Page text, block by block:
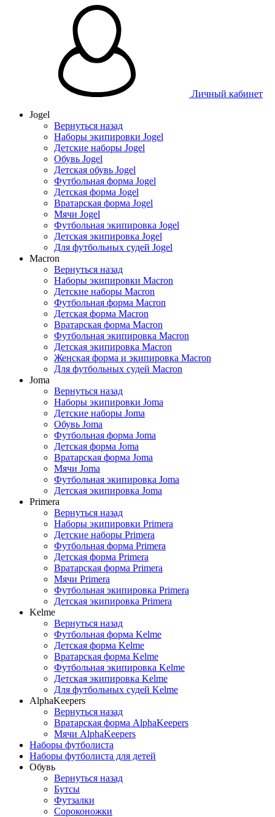
Личный кабинет
Jogel
Вернуться назад
Наборы экипировки Jogel
Детские наборы Jogel
Обувь Jogel
Детская обувь Jogel
Футбольная форма Jogel
Детская форма Jogel
Вратарская форма Jogel
Мячи Jogel
Футбольная экипировка Jogel
Детская экипировка Jogel
Для футбольных судей Jogel
Macron
Вернуться назад
Наборы экипировки Macron
Детские наборы Macron
Футбольная форма Macron
Детская форма Macron
Вратарская форма Macron
Футбольная экипировка Macron
Детская экипировка Macron
Женская форма и экипировка Macron
Для футбольных судей Macron
Joma
Вернуться назад
Наборы экипировки Joma
Детские наборы Joma
Обувь Joma
Футбольная форма Joma
Детская форма Joma
Вратарская форма Joma
Мячи Joma
Футбольная экипировка Joma
Детская экипировка Joma
Primera
Вернуться назад
Наборы экипировки Primera
Детские наборы Primera
Футбольная форма Primera
Детская форма Primera
Вратарская форма Primera
Мячи Primera
Футбольная экипировка Primera
Детская экипировка Primera
Kelme
Вернуться назад
Футбольная форма Kelme
Детская форма Kelme
Вратарская форма Kelme
Футбольная экипировка Kelme
Детская экипировка Kelme
Для футбольных судей Kelme
AlphaKeepers
Вернуться назад
Вратарская форма AlphaKeepers
Мячи AlphaKeepers
Наборы футболиста
Наборы футболиста для детей
Обувь
Вернуться назад
Бутсы
Футзалки
Сороконожки
Таблица размеров